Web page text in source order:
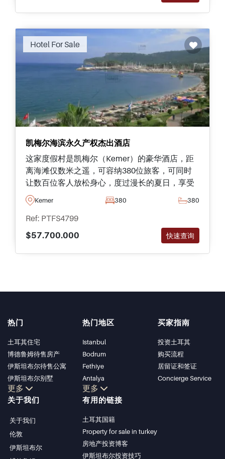
Hotel For Sale
凯梅尔海滨永久产权杰出酒店
这家度假村是凯梅尔（Kemer）的豪华酒店，距
离海滩仅数米之遥，可容纳380位旅客，可同时
让数百位客人放松身心，度过漫长的夏日，享受
土耳其提供的最佳体验。
Kemer 380 380
Ref: PTFS4799
$57.700.000
快速查询
热门
土耳其住宅
博德鲁姆待售房产
伊斯坦布尔待售公寓
伊斯坦布尔别墅
博德鲁姆别墅
安塔利亚待售公寓
更多
热门地区
Istanbul
Bodrum
Fethiye
Antalya
Kalkan
Alanya
更多
买家指南
投资土耳其
购买流程
居留证和签证
Concierge Service
关于我们
关于我们
伦敦
伊斯坦布尔
有用的链接
土耳其国籍
Property for sale in turkey
房地产投资博客
伊斯坦布尔投资技巧